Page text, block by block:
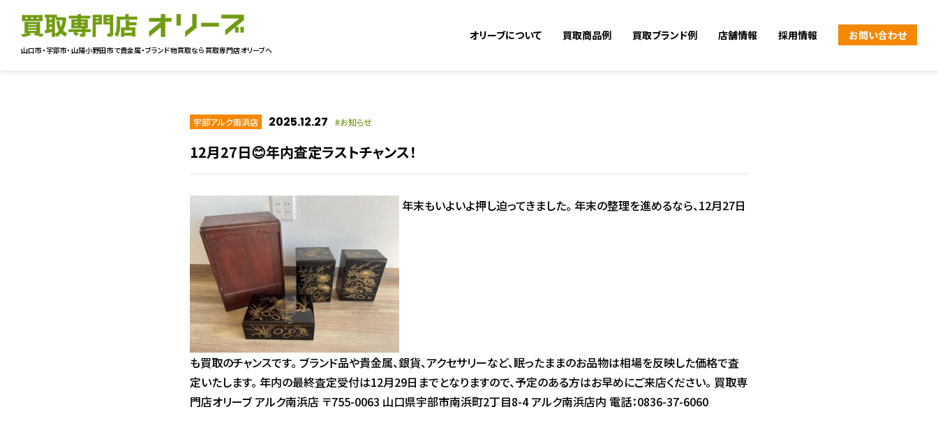
山口市・宇部市・山陽小野田市で貴金属・ブランド物買取なら 買取専門店オリーブへ
オリーブについて 買取商品例 買取ブランド例 店舗情報 採用情報 お問い合わせ
宇部アルク南浜店 2025.12.27 お知らせ
12月27日😊年内査定ラストチャンス！
年末もいよいよ押し迫ってきました。 年末の整理を進めるなら、12月27日
も買取のチャンスです。 ブランド品や貴金属、銀貨、アクセサリーなど、眠ったままのお品物は相場を反映した価格で査
定いたします。 年内の最終査定受付は12月29日までとなりますので、予定のある方はお早めにご来店ください。 買取専
門店オリーブ アルク南浜店 〒755-0063 山口県宇部市南浜町2丁目8-4 アルク南浜店内 電話：0836-37-6060